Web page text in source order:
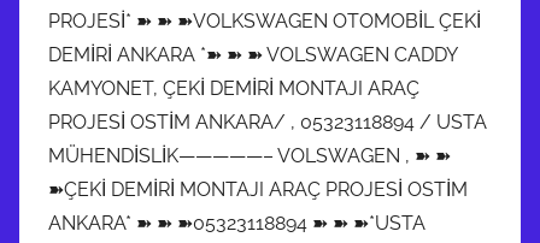
PROJESİ* ➽ ➽ ➽VOLKSWAGEN OTOMOBİL ÇEKİ
DEMİRİ ANKARA *➽ ➽ ➽ VOLSWAGEN CADDY
KAMYONET, ÇEKİ DEMİRİ MONTAJI ARAÇ
PROJESİ OSTİM ANKARA/ , 05323118894 / USTA
MÜHENDİSLİK—————– VOLSWAGEN , ➽ ➽
➽ÇEKİ DEMİRİ MONTAJI ARAÇ PROJESİ OSTİM
ANKARA* ➽ ➽ ➽05323118894 ➽ ➽ ➽*USTA